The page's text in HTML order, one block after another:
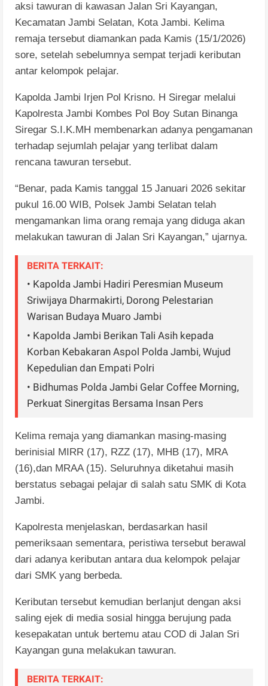
aksi tawuran di kawasan Jalan Sri Kayangan,
Kecamatan Jambi Selatan, Kota Jambi. Kelima
remaja tersebut diamankan pada Kamis (15/1/2026)
sore, setelah sebelumnya sempat terjadi keributan
antar kelompok pelajar.
Kapolda Jambi Irjen Pol Krisno. H Siregar melalui
Kapolresta Jambi Kombes Pol Boy Sutan Binanga
Siregar S.I.K.MH membenarkan adanya pengamanan
terhadap sejumlah pelajar yang terlibat dalam
rencana tawuran tersebut.
“Benar, pada Kamis tanggal 15 Januari 2026 sekitar
pukul 16.00 WIB, Polsek Jambi Selatan telah
mengamankan lima orang remaja yang diduga akan
melakukan tawuran di Jalan Sri Kayangan,” ujarnya.
BERITA TERKAIT:
• Kapolda Jambi Hadiri Peresmian Museum
Sriwijaya Dharmakirti, Dorong Pelestarian
Warisan Budaya Muaro Jambi
• Kapolda Jambi Berikan Tali Asih kepada
Korban Kebakaran Aspol Polda Jambi, Wujud
Kepedulian dan Empati Polri
• Bidhumas Polda Jambi Gelar Coffee Morning,
Perkuat Sinergitas Bersama Insan Pers
Kelima remaja yang diamankan masing-masing
berinisial MIRR (17), RZZ (17), MHB (17), MRA
(16),dan MRAA (15). Seluruhnya diketahui masih
berstatus sebagai pelajar di salah satu SMK di Kota
Jambi.
Kapolresta menjelaskan, berdasarkan hasil
pemeriksaan sementara, peristiwa tersebut berawal
dari adanya keributan antara dua kelompok pelajar
dari SMK yang berbeda.
Keributan tersebut kemudian berlanjut dengan aksi
saling ejek di media sosial hingga berujung pada
kesepakatan untuk bertemu atau COD di Jalan Sri
Kayangan guna melakukan tawuran.
BERITA TERKAIT: